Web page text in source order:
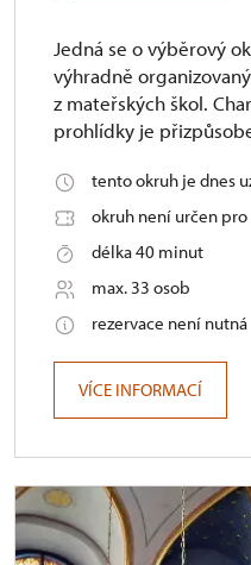
Jedná se o výběrový
výhradně
z mateřských škol.
prohlídky je
tento okruh je dnes
okruh není určen
délka 40 minut
max. 33 osob
rezervace není nutná
VÍCE INFORMACÍ